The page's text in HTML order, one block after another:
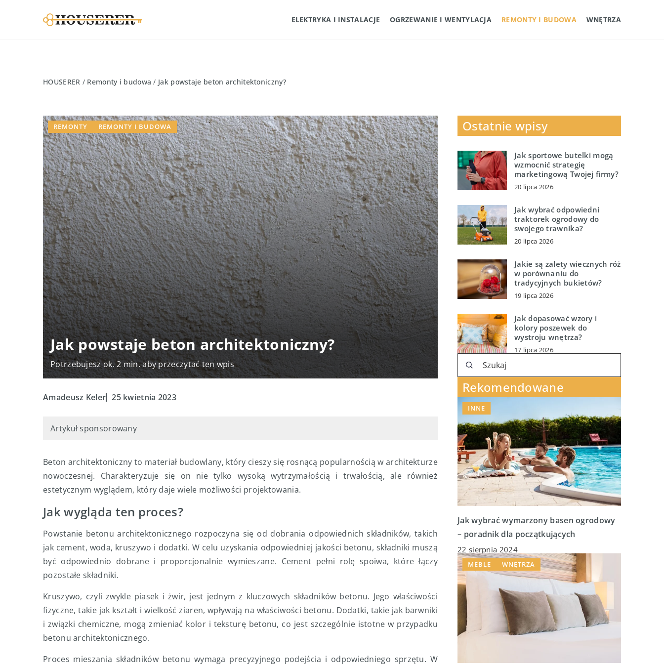
ELEKTRYKA I INSTALACJE OGRZEWANIE I WENTYLACJA REMONTY I BUDOWA WNĘTRZA
HOUSERER / Remonty i budowa / Jak powstaje beton architektoniczny?
Jak powstaje beton architektoniczny?
Potrzebujesz ok. 2 min. aby przeczytać ten wpis
REMONTY REMONTY I BUDOWA
Amadeusz Keler 25 kwietnia 2023
Artykuł sponsorowany
Beton architektoniczny to materiał budowlany, który cieszy się rosnącą popularnością w architekturze
nowoczesnej. Charakteryzuje się on nie tylko wysoką wytrzymałością i trwałością, ale również
estetycznym wyglądem, który daje wiele możliwości projektowania.
Jak wygląda ten proces?
Powstanie betonu architektonicznego rozpoczyna się od dobrania odpowiednich składników, takich
jak cement, woda, kruszywo i dodatki. W celu uzyskania odpowiedniej jakości betonu, składniki muszą
być odpowiednio dobrane i proporcjonalnie wymieszane. Cement pełni rolę spoiwa, które łączy
pozostałe składniki.
Kruszywo, czyli zwykle piasek i żwir, jest jednym z kluczowych składników betonu. Jego właściwości
fizyczne, takie jak kształt i wielkość ziaren, wpływają na właściwości betonu. Dodatki, takie jak barwniki
i związki chemiczne, mogą zmieniać kolor i teksturę betonu, co jest szczególnie istotne w przypadku
betonu architektonicznego.
Proces mieszania składników betonu wymaga precyzyjnego podejścia i odpowiedniego sprzętu. W
Ostatnie wpisy
Jak sportowe butelki mogą
wzmocnić strategię
marketingową Twojej firmy?
20 lipca 2026
Jak wybrać odpowiedni
traktorek ogrodowy do
swojego trawnika?
20 lipca 2026
Jakie są zalety wiecznych róż
w porównaniu do
tradycyjnych bukietów?
19 lipca 2026
Jak dopasować wzory i
kolory poszewek do
wystroju wnętrza?
17 lipca 2026
Rekomendowane
INNE
Jak wybrać wymarzony basen ogrodowy
– poradnik dla początkujących
22 sierpnia 2024
MEBLE WNĘTRZA